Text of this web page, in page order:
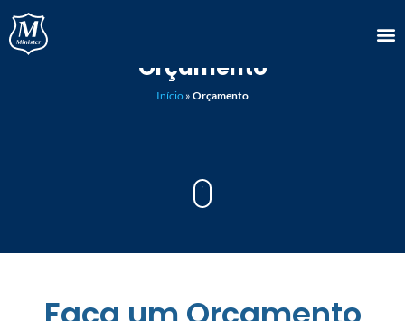
Orçamento
Início » Orçamento